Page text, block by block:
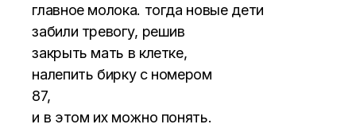
главное молока. тогда новые дети
забили тревогу, решив
закрыть мать в клетке,
налепить бирку с номером
87,
и в этом их можно понять.